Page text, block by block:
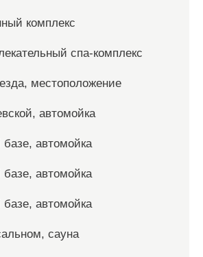
комплекс
спа-комплекс
местоположение
автомойка
автомойка
автомойка
автомойка
сауна